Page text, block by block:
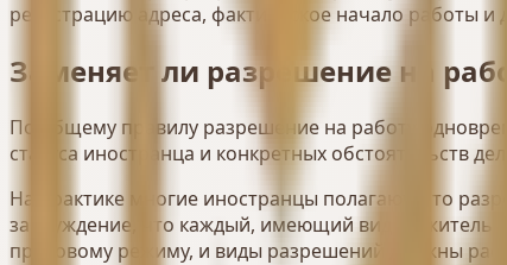
регистрацию адреса, фактическое начало работы
Заменяет ли разрешение на
По общему правилу разрешение на работу
статуса иностранца и конкретных обстоятельств дела.
На практике многие иностранцы полагают, что
заблуждение, что каждый, имеющий вид на
правовому режиму, и виды разрешений должны